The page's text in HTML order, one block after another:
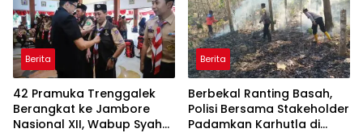
Berita
42 Pramuka Trenggalek
Berangkat ke Jambore
Nasional XII, Wabup Syah
Berita
Berbekal Ranting Basah,
Polisi Bersama Stakeholder
Padamkan Karhutla di